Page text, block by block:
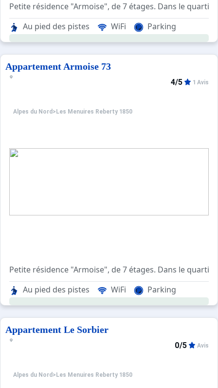
Petite résidence "Armoise", de 7 étages. Dans le
Au pied des pistes
WiFi Parking
Appartement Armoise 73
Alpes du Nord > Les Menuires Reberty 1850
4/5 1 Avis
Petite résidence "Armoise", de 7 étages. Dans le
Au pied des pistes
WiFi Parking
Appartement Le Sorbier
Alpes du Nord > Les Menuires Reberty 1850
0/5 Avis